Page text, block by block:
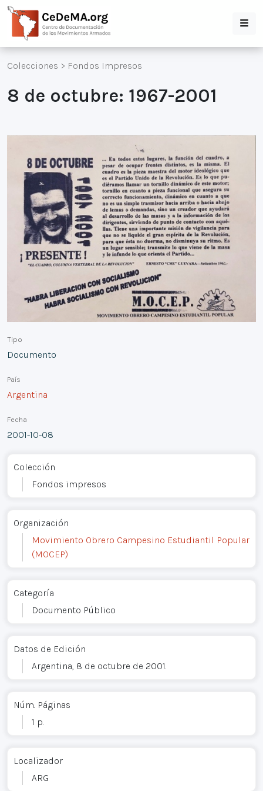
Colecciones > Fondos Impresos
8 de octubre: 1967-2001
Tipo
Documento
País
Argentina
Fecha
2001-10-08
Colección
Fondos impresos
Organización
Movimiento Obrero Campesino Estudiantil Popular
(MOCEP)
Categoría
Documento Público
Datos de Edición
Argentina, 8 de octubre de 2001.
Núm. Páginas
1 p.
Localizador
ARG